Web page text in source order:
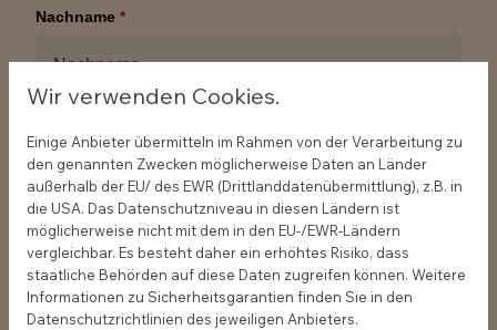
Nachname *
Unternehmen *
Wir verwenden Cookies.
Einige Anbieter übermitteln im Rahmen von der Verarbeitung zu
den genannten Zwecken möglicherweise Daten an Länder
außerhalb der EU/ des EWR (Drittlanddatenübermittlung), z.B. in
die USA. Das Datenschutzniveau in diesen Ländern ist
möglicherweise nicht mit dem in den EU-/EWR-Ländern
vergleichbar. Es besteht daher ein erhöhtes Risiko, dass
staatliche Behörden auf diese Daten zugreifen können. Weitere
Informationen zu Sicherheitsgarantien finden Sie in den
Datenschutzrichtlinien des jeweiligen Anbieters.